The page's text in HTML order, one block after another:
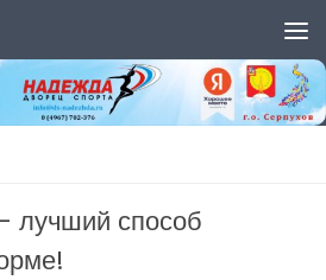
лучший способ